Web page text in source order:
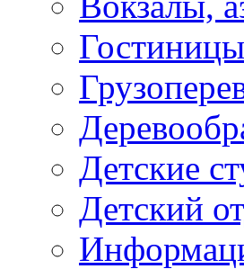
Детские
Детский